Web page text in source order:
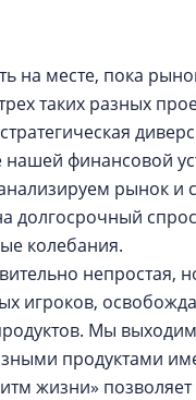
на месте, пока
таких разных
финансовой
рынок и
долгосрочный
колебания.
непростая,
игроков,
Мы
продуктами
жизни»